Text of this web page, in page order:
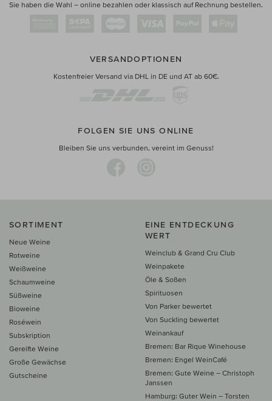
Sie haben die Wahl – online bezahlen oder klassisch auf Rechnung bestellen.
VERSANDOPTIONEN
Kostenfreier Versand via DHL in DE und AT ab 60€.
FOLGEN SIE UNS ONLINE
Bleiben Sie uns verbunden, vereint im Genuss!
SORTIMENT
Neue Weine
Rotweine
Weißweine
Schaumweine
Süßweine
Bioweine
Roséwein
Subskription
Gereifte Weine
Große Gewächse
Gutscheine
EINE ENTDECKUNG
WERT
Weinclub & Grand Cru Club
Weinpakete
Öle & Soßen
Spirituosen
Von Parker bewertet
Von Suckling bewertet
Weinankauf
Bremen: Bar Rique Winehouse
Bremen: Engel WeinCafé
Bremen: Gute Weine – Christoph
Janssen
Hamburg: Guter Wein – Torsten